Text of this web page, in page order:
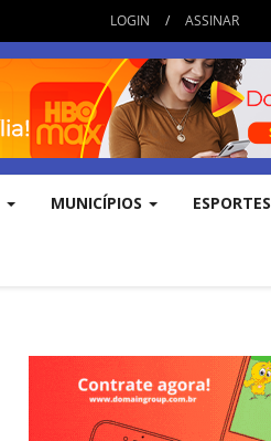
LOGIN / ASSINAR
MUNICÍPIOS ESPORTES